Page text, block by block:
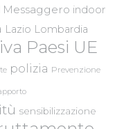
Messaggero indoor
Lazio Lombardia
Paesi UE
polizia Prevenzione
sensibilizzazione